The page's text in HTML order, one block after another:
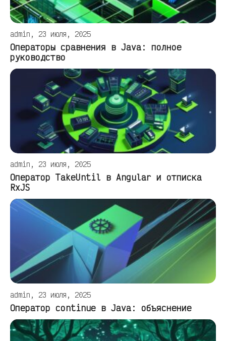
admin, 23 июля, 2025
Операторы сравнения в Java: полное
руководство
admin, 23 июля, 2025
Оператор TakeUntil в Angular и отписка
RxJS
admin, 23 июля, 2025
Оператор continue в Java: объяснение